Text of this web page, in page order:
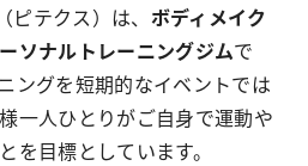
テクス）は、 ボディメイク
ソナルトレーニングジムで
ングを短期的なイベントでは
一人ひとりがご自身で運動や
を目標としています。